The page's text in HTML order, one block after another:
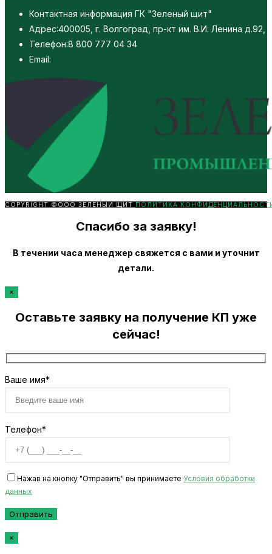
Контактная информация ГК "Зеленый щит"
Адрес:400005, г. Волгоград, пр-кт им. В.И. Ленина д.92,
Телефон:8 800 777 04 34
Email:
приложении
COPYRIGHT ©ООО ЗЕЛЕНЫЙ ЩИТ ПОЛИТИКА
Спасибо за заявку!
В течении часа менеджер свяжется с вами и уточнит
детали.
×
Оставьте заявку на получение КП уже
сейчас!
Ваше имя*
Телефон*
Нажав на кнопку "Отправить" вы принимаете Условия обработки
данных
×